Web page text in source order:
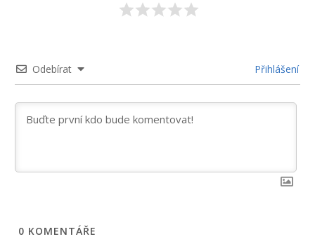
Odebírat Přihlášení
0 KOMENTÁŘE